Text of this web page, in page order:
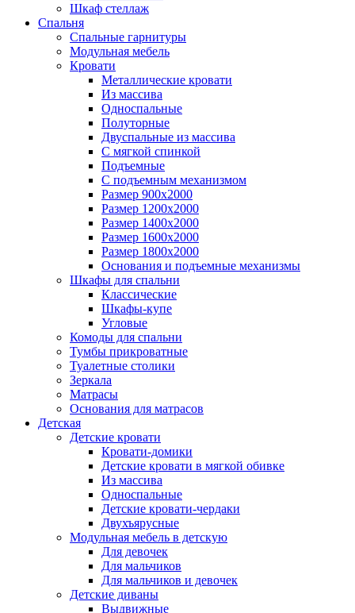
Шкаф стеллаж
Спальня
Спальные гарнитуры
Модульная мебель
Кровати
Металлические кровати
Из массива
Односпальные
Полуторные
Двуспальные из массива
С мягкой спинкой
Подъемные
С подъемным механизмом
Размер 900х2000
Размер 1200х2000
Размер 1400х2000
Размер 1600х2000
Размер 1800х2000
Основания и подъемные механизмы
Шкафы для спальни
Классические
Шкафы-купе
Угловые
Комоды для спальни
Тумбы прикроватные
Туалетные столики
Зеркала
Матрасы
Основания для матрасов
Детская
Детские кровати
Кровати-домики
Детские кровати в мягкой обивке
Из массива
Односпальные
Детские кровати-чердаки
Двухъярусные
Модульная мебель в детскую
Для девочек
Для мальчиков
Для мальчиков и девочек
Детские диваны
Выдвижные